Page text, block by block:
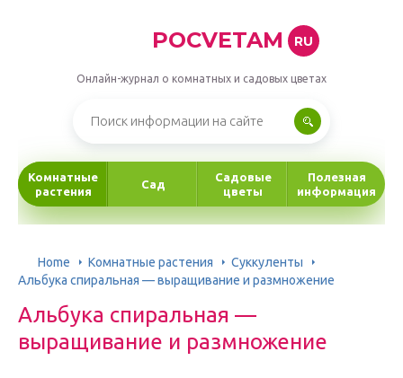
POCVETAM RU
Онлайн-журнал о комнатных и садовых цветах
Комнатные
растения
Сад
Садовые
цветы
Полезная
информация
Home Комнатные растения
Суккуленты
Альбука спиральная — выращивание и размножение
Альбука спиральная —
выращивание и размножение